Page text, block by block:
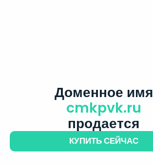
Доменное имя
cmkpvk.ru
продается
КУПИТЬ СЕЙЧАС